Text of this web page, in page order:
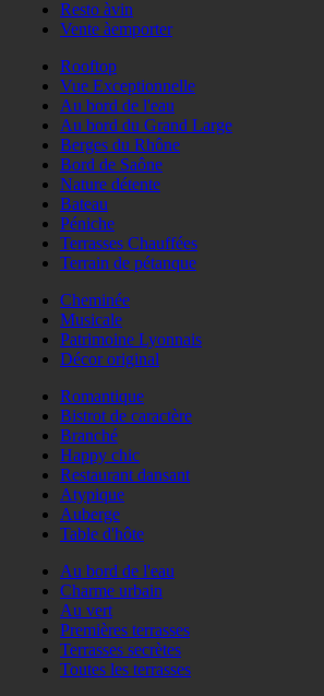
Resto àvin
Vente àemporter
Rooftop
Vue Exceptionnelle
Au bord de l'eau
Au bord du Grand Large
Berges du Rhône
Bord de Saône
Nature détente
Bateau
Péniche
Terrasses Chauffées
Terrain de pétanque
Cheminée
Musicale
Patrimoine Lyonnais
Décor original
Romantique
Bistrot de caractère
Branché
Happy chic
Restaurant dansant
Atypique
Auberge
Table d'hôte
Au bord de l'eau
Charme urbain
Au vert
Premières terrasses
Terrasses secrètes
Toutes les terrasses